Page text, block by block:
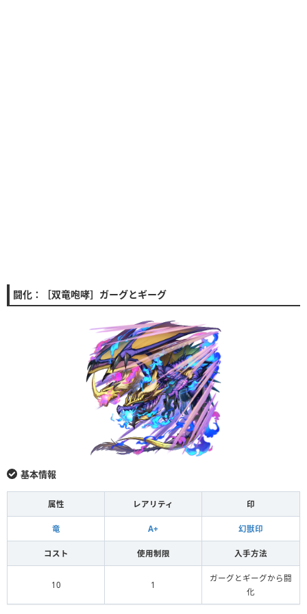
闘化：［双竜咆哮］ガーグとギーグ
基本情報
属性 レアリティ 印
竜 A+ 幻獣印
コスト 使用制限 入手方法
10 1
ガーグとギーグから闘
化